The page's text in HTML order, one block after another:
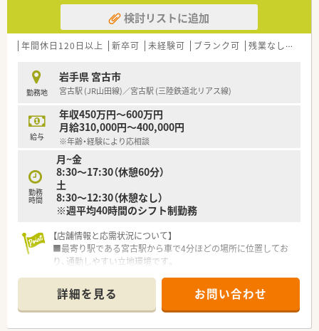
【法人特徴について】
■大和市内を中心に地域に根ざした運営を続けている個人薬局
であり、大手チェーンにはない柔軟性とアットホームな雰囲気が
■既存店舗は耳鼻科の門前として厚い信頼を得ており、地域医療
の担い手として着実に基盤を築き上げている成長途中の法人で
す。
■今回が2店舗目の新規出店となるため、経営陣との距離も非常
に近く、自分の意見やアイデアが反映されやすい風通しの良い環
境です。
【想定される業務内容】
■内科や眼科を中心とした多種多様な処方箋に対する調剤業務
全般に加え、最新の知識に基づいた的確な監査業務を担当してい
ただきます。
■患者様の疾患やライフスタイルに寄り添った丁寧な服薬指導
ただきます。
■管理薬剤師候補の方には、店舗運営や医薬品の在庫管理などの
マネジメント業務にも携わっていただき、店舗を統括していただ
検討リストに追加
年間休日120日以上 新卒可 未経験可 ブランク可 残業なし(ほぼなし含む)
勤務地
岩手県 宮古市
宮古駅 (JR山田線)／宮古駅 (三陸鉄道北リアス線)
給与
年収450万円～600万円
月給310,000円～400,000円
※年齢・経験により応相談
勤務
時間
月~金
8:30～17:30（休憩60分）
土
8:30～12:30（休憩なし）
※週平均40時間のシフト制勤務
【店舗情報と応需状況について】
■最寄り駅である宮古駅から車で4分ほどの場所に位置してお
り、通勤しやすい立地環境です。
6割、内科が4割です。
■薬剤師は常勤2名、事務員2名体制で、処方箋枚数は1日10枚程
度と落ち着いています。
詳細を見る お問い合わせ